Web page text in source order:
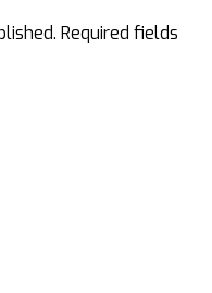
Required fields